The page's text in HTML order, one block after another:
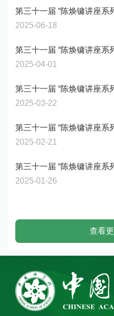
第三十一届 “陈焕镛讲座系
2025-06-18
第三十一届 “陈焕镛讲座系
2025-04-01
第三十一届 “陈焕镛讲座系
2025-03-22
第三十一届 “陈焕镛讲座系
2025-02-21
第三十一届 “陈焕镛讲座系
2025-01-26
查看